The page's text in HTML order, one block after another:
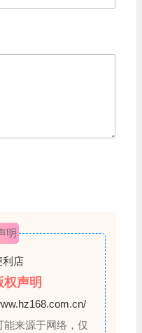
明
利店
权声明
来源于网络，仅